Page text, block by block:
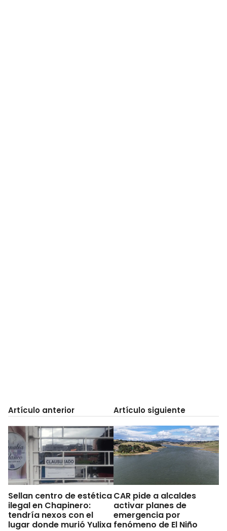
Artículo anterior
Sellan centro de estética
ilegal en Chapinero:
tendría nexos con el
lugar donde murió Yulixa
Artículo siguiente
CAR pide a alcaldes
activar planes de
emergencia por
fenómeno de El Niño